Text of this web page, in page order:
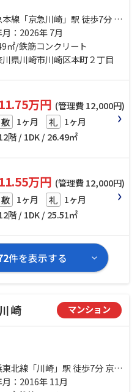
線「京急川崎」駅 徒歩7分 京
線「川崎」駅 徒歩10分 京急
「港町」駅 徒歩11分
：2026年 7月
㎡/鉄筋コンクリート
県川崎市川崎区本町２丁目
11.75万円 (管理費 12,000円)
敷 1ヶ月 礼 1ヶ月
階 / 1DK / 26.49㎡
11.55万円 (管理費 12,000円)
敷 1ヶ月 礼 1ヶ月
階 / 1DK / 25.51㎡
件を表示する
崎 マンション
北線「川崎」駅 徒歩7分 京急
京急川崎」駅 徒歩3分 京急大
：2016年 11月